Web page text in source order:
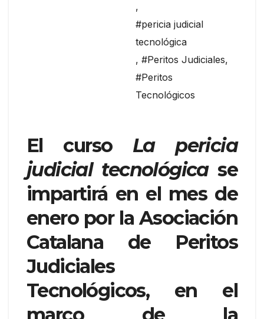
,
#pericia judicial
tecnológica
, #Peritos Judiciales,
#Peritos
Tecnológicos
El curso La pericia
judicial tecnológicase
impartirá en el mes de
enero por la Asociación
Catalana de Peritos
Judiciales
Tecnológicos, en el